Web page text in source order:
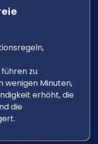
zu
wenigen Minuten,
erhöht, die
die